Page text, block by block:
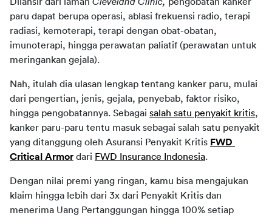
paru dapat berupa operasi, ablasi frekuensi radio, terapi
radiasi, kemoterapi, terapi dengan obat-obatan,
imunoterapi, hingga perawatan paliatif (perawatan untuk
meringankan gejala).
Nah, itulah dia ulasan lengkap tentang kanker paru, mulai
dari pengertian, jenis, gejala, penyebab, faktor risiko,
hingga pengobatannya. Sebagai salah satu penyakit kritis,
kanker paru-paru tentu masuk sebagai salah satu penyakit
yang ditanggung oleh Asuransi Penyakit Kritis FWD
Critical Armor dari FWD Insurance Indonesia.
Dengan nilai premi yang ringan, kamu bisa mengajukan
klaim hingga lebih dari 3x dari Penyakit Kritis dan
menerima Uang Pertanggungan hingga 100% setiap